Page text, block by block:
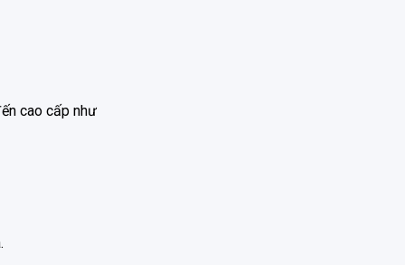
cao cấp như